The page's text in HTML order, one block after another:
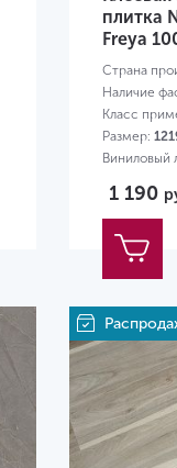
плитка
Freya
Страна
Наличие
Класс
Размер:
Виниловый
1 190